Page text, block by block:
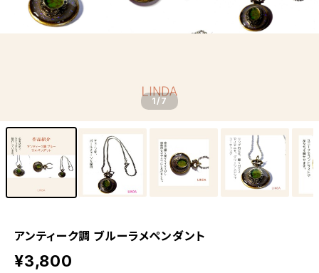
1/7
アンティーク調 ブルーラメペンダント
¥3,800